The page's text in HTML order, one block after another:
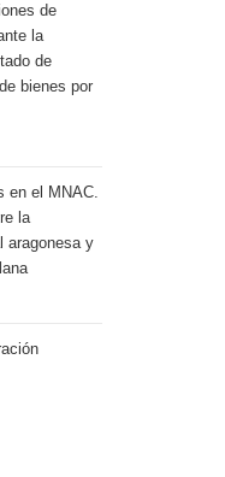
de
la
de
bienes por
en el MNAC.
la
aragonesa y